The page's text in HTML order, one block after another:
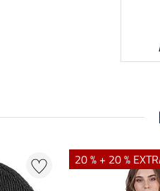
20 % + 20 %